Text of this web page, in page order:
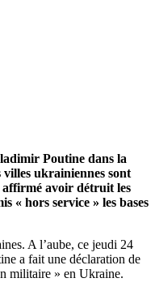
Poutine dans la
ukrainiennes sont
affirmé avoir détruit les
« hors service » les bases
A l’aube, ce jeudi 24
a fait une déclaration de
militaire » en Ukraine.